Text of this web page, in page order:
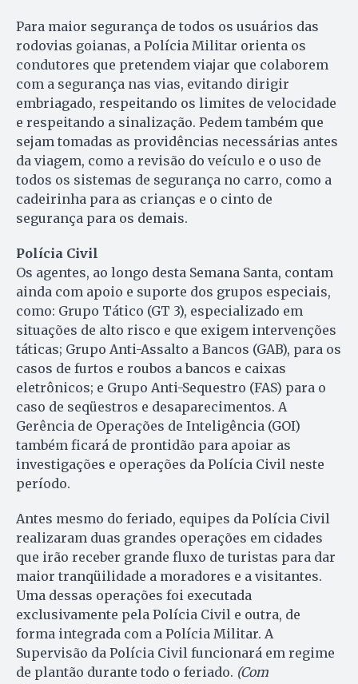
Para maior segurança de todos os usuários das
rodovias goianas, a Polícia Militar orienta os
condutores que pretendem viajar que colaborem
com a segurança nas vias, evitando dirigir
embriagado, respeitando os limites de velocidade
e respeitando a sinalização. Pedem também que
sejam tomadas as providências necessárias antes
da viagem, como a revisão do veículo e o uso de
todos os sistemas de segurança no carro, como a
cadeirinha para as crianças e o cinto de
segurança para os demais.
Polícia Civil
Os agentes, ao longo desta Semana Santa, contam
ainda com apoio e suporte dos grupos especiais,
como: Grupo Tático (GT 3), especializado em
situações de alto risco e que exigem intervenções
táticas; Grupo Anti-Assalto a Bancos (GAB), para os
casos de furtos e roubos a bancos e caixas
eletrônicos; e Grupo Anti-Sequestro (FAS) para o
caso de seqüestros e desaparecimentos. A
Gerência de Operações de Inteligência (GOI)
também ficará de prontidão para apoiar as
investigações e operações da Polícia Civil neste
período.
Antes mesmo do feriado, equipes da Polícia Civil
realizaram duas grandes operações em cidades
que irão receber grande fluxo de turistas para dar
maior tranqüilidade a moradores e a visitantes.
Uma dessas operações foi executada
exclusivamente pela Polícia Civil e outra, de
forma integrada com a Polícia Militar. A
Supervisão da Polícia Civil funcionará em regime
de plantão durante todo o feriado. (Com